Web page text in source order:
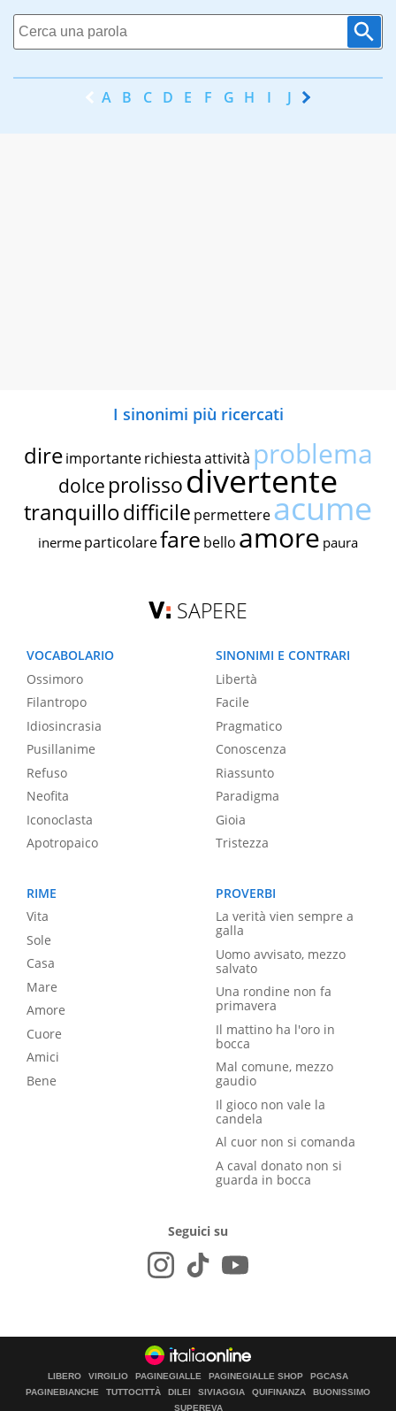
A B C D E F G H I J K
I sinonimi più ricercati
dire importante richiestaattività problema
dolce prolissodivertente
tranquillodifficile permettereacume
inerme particolarefare bello amore paura
SAPERE
VOCABOLARIO
Ossimoro
Filantropo
Idiosincrasia
Pusillanime
Refuso
Neofita
Iconoclasta
Apotropaico
SINONIMI E CONTRARI
Libertà
Facile
Pragmatico
Conoscenza
Riassunto
Paradigma
Gioia
Tristezza
RIME
Vita
Sole
Casa
Mare
Amore
Cuore
Amici
Bene
PROVERBI
La verità vien sempre a
galla
Uomo avvisato, mezzo
salvato
Una rondine non fa
primavera
Il mattino ha l'oro in
bocca
Mal comune, mezzo
gaudio
Il gioco non vale la
candela
Al cuor non si comanda
A caval donato non si
guarda in bocca
Seguici su
LIBERO VIRGILIO PAGINEGIALLE PAGINEGIALLE SHOP
PGCASA
PAGINEBIANCHE
TUTTOCITTÀ DILEI SIVIAGGIA QUIFINANZA
BUONISSIMO
SUPEREVA